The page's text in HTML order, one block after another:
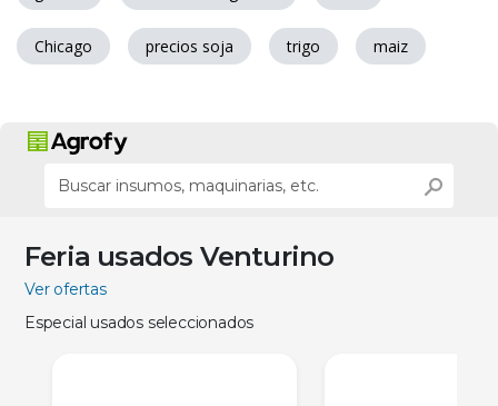
Chicago precios soja trigo maiz
Feria usados Venturino
Ver ofertas
Especial usados seleccionados